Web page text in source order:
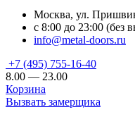
Москва, ул.
с 8:00 до 23:00 (без
info@metal-doors.ru
+7 (495) 755-16-40
8.00 — 23.00
Корзина
Вызвать замерщика